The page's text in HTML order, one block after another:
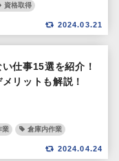
資格取得
2024.03.21
仕事15選を紹介！
リットも解説！
業 倉庫内作業
2024.04.24